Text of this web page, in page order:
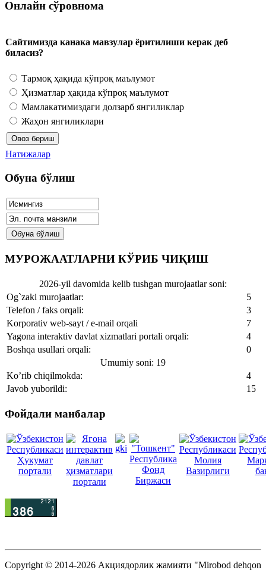
Онлайн сўровнома
Сайтимизда канака мавзулар ёритилиши керак деб
биласиз?
Тармоқ ҳақида кўпроқ маълумот
Ҳизматлар ҳақида кўпроқ маълумот
Мамлакатимиздаги долзарб янгиликлар
Жаҳон янгиликлари
Натижалар
Обуна бўлиш
МУРОЖААТЛАРНИ КЎРИБ ЧИҚИШ
2026-yil davomida kelib tushgan murojaatlar soni:
Og`zaki murojaatlar:
5
Telefon / faks orqali:
3
Korporativ web-sayt / e-mail orqali
7
Yagona interaktiv davlat xizmatlari portali orqali:
4
Boshqa usullari orqali:
0
Umumiy soni: 19
Ko’rib chiqilmokda:
4
Javob yuborildi:
15
Фойдали манбалар
Copyright © 2014-2026 Акциядорлик жамияти "Mirobod dehqon